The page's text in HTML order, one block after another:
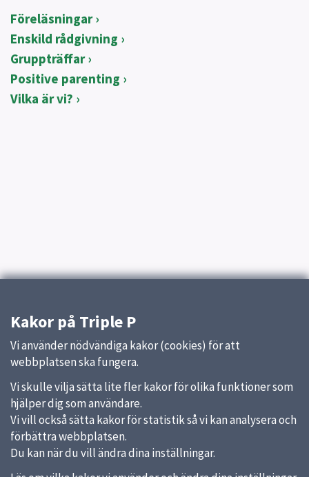
Föreläsningar
Enskild rådgivning
Gruppträffar
Positive parenting
Vilka är vi?
Kakor på Triple P
Vi använder nödvändiga kakor (cookies) för att
webbplatsen ska fungera.
Vi skulle vilja sätta lite fler kakor för olika funktioner som
hjälper dig som användare.
Vi vill också sätta kakor för statistik så vi kan analysera och
förbättra webbplatsen.
Du kan när du vill ändra dina inställningar.